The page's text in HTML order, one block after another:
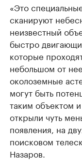
«Это
сканируют
неизвестный
быстро
которые
небольшом от
околоземные
могут быть
таким объектом
открыли чуть
появления, на
поисковом
Назаров.